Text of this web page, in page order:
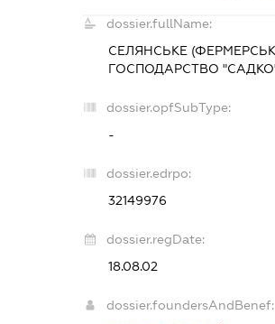
dossier.fullName:
СЕЛЯНСЬКЕ
ГОСПОДАРСТВО
dossier.opfSubType:
-
dossier.edrpo:
32149976
dossier.regDate:
18.08.02
dossier.foundersAndBenef: